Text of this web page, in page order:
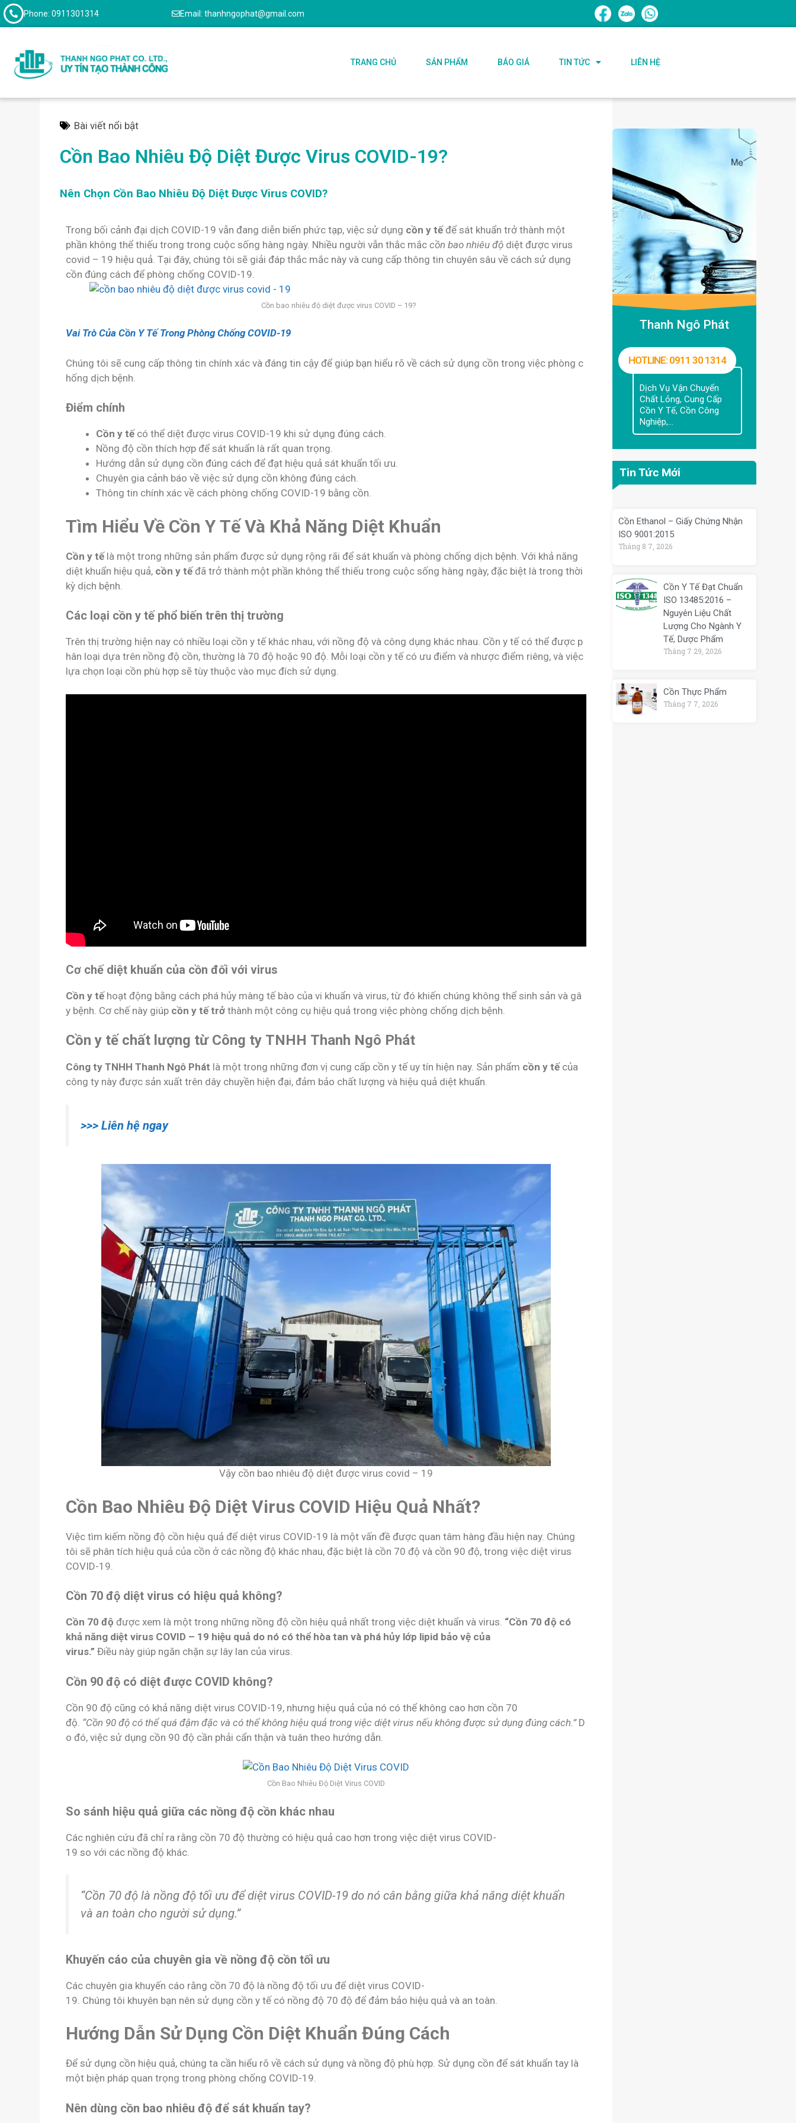
Phone: 0911301314 Email: thanhngophat@gmail.com
TRANG CHỦ SẢN PHẨM BÁO GIÁ TIN TỨC LIÊN HỆ
Bài viết nổi bật
Cồn Bao Nhiêu Độ Diệt Được Virus COVID-19?
Nên Chọn Cồn Bao Nhiêu Độ Diệt Được Virus COVID?
Trong bối cảnh đại dịch COVID-19 vẫn đang diễn biến phức tạp, việc sử dụng cồn y tếđể sát khuẩn trở thành một
phần không thể thiếu trong trong cuộc sống hàng ngày. Nhiều người vẫn thắc mắccồn bao nhiêu độ diệt được virus
covid – 19 hiệu quả. Tại đây, chúng tôi sẽ giải đáp thắc mắc này và cung cấp thông tin chuyên sâu về cách sử dụng
cồn đúng cách để phòng chống COVID-19.
Cồn bao nhiêu độ diệt được virus COVID – 19?
Vai Trò Của Cồn Y Tế Trong Phòng Chống COVID-19
Chúng tôi sẽ cung cấp thông tin chính xác và đáng tin cậy để giúp bạn hiểu rõ về cách sử dụng cồn trong việc phòng c
hống dịch bệnh.
Điểm chính
Cồn y tếcó thể diệt được virus COVID-19 khi sử dụng đúng cách.
Nồng độ cồn thích hợp để sát khuẩn là rất quan trọng.
Hướng dẫn sử dụng cồn đúng cách để đạt hiệu quả sát khuẩn tối ưu.
Chuyên gia cảnh báo về việc sử dụng cồn không đúng cách.
Thông tin chính xác về cách phòng chống COVID-19 bằng cồn.
Tìm Hiểu Về Cồn Y Tế Và Khả Năng Diệt Khuẩn
Cồn y tếlà một trong những sản phẩm được sử dụng rộng rãi để sát khuẩn và phòng chống dịch bệnh. Với khả năng
diệt khuẩn hiệu quả, cồn y tếđã trở thành một phần không thể thiếu trong cuộc sống hàng ngày, đặc biệt là trong thời
kỳ dịch bệnh.
Các loại cồn y tế phổ biến trên thị trường
Trên thị trường hiện nay có nhiều loại cồn y tế khác nhau, với nồng độ và công dụng khác nhau. Cồn y tế có thể được p
hân loại dựa trên nồng độ cồn, thường là 70 độ hoặc 90 độ. Mỗi loại cồn y tế có ưu điểm và nhược điểm riêng, và việc
lựa chọn loại cồn phù hợp sẽ tùy thuộc vào mục đích sử dụng.
Cơ chế diệt khuẩn của cồn đối với virus
Cồn y tếhoạt động bằng cách phá hủy màng tế bào của vi khuẩn và virus, từ đó khiến chúng không thể sinh sản và gâ
y bệnh. Cơ chế này giúp cồn y tế trở thành một công cụ hiệu quả trong việc phòng chống dịch bệnh.
Cồn y tế chất lượng từ Công ty TNHH Thanh Ngô Phát
Công ty TNHH Thanh Ngô Phát là một trong những đơn vị cung cấp cồn y tế uy tín hiện nay. Sản phẩm cồn y tế của
công ty này được sản xuất trên dây chuyền hiện đại, đảm bảo chất lượng và hiệu quả diệt khuẩn.
>>> Liên hệ ngay
Vậy cồn bao nhiêu độ diệt được virus covid – 19
Cồn Bao Nhiêu Độ Diệt Virus COVID Hiệu Quả Nhất?
Việc tìm kiếm nồng độ cồn hiệu quả để diệt virus COVID-19 là một vấn đề được quan tâm hàng đầu hiện nay. Chúng
tôi sẽ phân tích hiệu quả của cồn ở các nồng độ khác nhau, đặc biệt là cồn 70 độ và cồn 90 độ, trong việc diệt virus
COVID-19.
Cồn 70 độ diệt virus có hiệu quả không?
Cồn 70 độ được xem là một trong những nồng độ cồn hiệu quả nhất trong việc diệt khuẩn và virus. “Cồn 70 độ có
khả năng diệt virus COVID – 19 hiệu quả do nó có thể hòa tan và phá hủy lớp lipid bảo vệ của
virus.” Điều này giúp ngăn chặn sự lây lan của virus.
Cồn 90 độ có diệt được COVID không?
Cồn 90 độ cũng có khả năng diệt virus COVID-19, nhưng hiệu quả của nó có thể không cao hơn cồn 70
độ. “Cồn 90 độ có thể quá đậm đặc và có thể không hiệu quả trong việc diệt virus nếu không được sử dụng đúng cách.”D
o đó, việc sử dụng cồn 90 độ cần phải cẩn thận và tuân theo hướng dẫn.
Cồn Bao Nhiêu Độ Diệt Virus COVID
So sánh hiệu quả giữa các nồng độ cồn khác nhau
Các nghiên cứu đã chỉ ra rằng cồn 70 độ thường có hiệu quả cao hơn trong việc diệt virus COVID-
19 so với các nồng độ khác.
“Cồn 70 độ là nồng độ tối ưu để diệt virus COVID-19 do nó cân bằng giữa khả năng diệt khuẩn
và an toàn cho người sử dụng.”
Khuyến cáo của chuyên gia về nồng độ cồn tối ưu
Các chuyên gia khuyến cáo rằng cồn 70 độ là nồng độ tối ưu để diệt virus COVID-
19. Chúng tôi khuyên bạn nên sử dụng cồn y tế có nồng độ 70 độ để đảm bảo hiệu quả và an toàn.
Hướng Dẫn Sử Dụng Cồn Diệt Khuẩn Đúng Cách
Để sử dụng cồn hiệu quả, chúng ta cần hiểu rõ về cách sử dụng và nồng độ phù hợp. Sử dụng cồn để sát khuẩn tay là
một biện pháp quan trọng trong phòng chống COVID-19.
Nên dùng cồn bao nhiêu độ để sát khuẩn tay?
Thanh Ngô Phát
HOTLINE: 0911 30 1314
Dịch Vụ Vận Chuyển
Chất Lỏng, Cung Cấp
Cồn Y Tế, Cồn Công
Nghiệp,...
Tin Tức Mới
Cồn Ethanol – Giấy Chứng Nhận
ISO 9001:2015
Tháng 8 7, 2026
Cồn Y Tế Đạt Chuẩn
ISO 13485:2016 –
Nguyên Liệu Chất
Lượng Cho Ngành Y
Tế, Dược Phẩm
Tháng 7 29, 2026
Cồn Thực Phẩm
Tháng 7 7, 2026